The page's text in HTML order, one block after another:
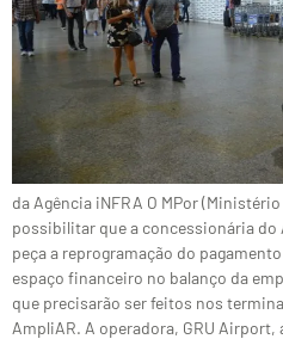
da Agência iNFRA O MPor
possibilitar que a concessionária do
peça a reprogramação do
espaço financeiro no balanço da
que precisarão ser feitos nos
AmpliAR. A operadora, GRU